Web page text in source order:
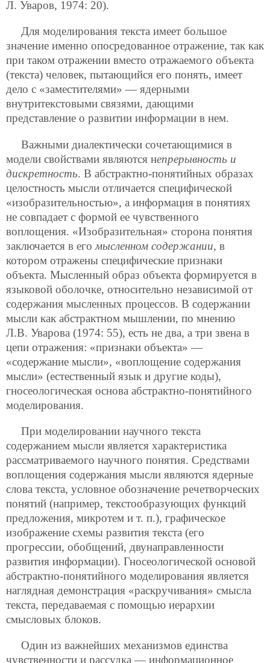
Л. Уваров, 1974: 20).
Для моделирования текста имеет большое
значение именно опосредованное отражение, так как
при таком отражении вместо отражаемого объекта
(текста) человек, пытающийся его понять, имеет
дело с «заместителями» — ядерными
внутритекстовыми связями, дающими
представление о развитии информации в нем.
Важными диалектически сочетающимися в
модели свойствами являются непрерывность и
дискретность. В абстрактно-понятийных образах
целостность мысли отличается специфической
«изобразительностью», а информация в понятиях
не совпадает с формой ее чувственного
воплощения. «Изобразительная» сторона понятия
заключается в егомысленном содержании, в
котором отражены специфические признаки
объекта. Мысленный образ объекта формируется в
языковой оболочке, относительно независимой от
содержания мысленных процессов. В содержании
мысли как абстрактном мышлении, по мнению
Л.В. Уварова (1974: 55), есть не два, а три звена в
цепи отражения: «признаки объекта» —
«содержание мысли», «воплощение содержания
мысли» (естественный язык и другие коды),
гносеологическая основа абстрактно-понятийного
моделирования.
При моделировании научного текста
содержанием мысли является характеристика
рассматриваемого научного понятия. Средствами
воплощения содержания мысли являются ядерные
слова текста, условное обозначение речетворческих
понятий (например, текстообразующих функций
предложения, микротем и т. п.), графическое
изображение схемы развития текста (его
прогрессии, обобщений, двунаправленности
развития информации). Гносеологической основой
абстрактно-понятийного моделирования является
наглядная демонстрация «раскручивания» смысла
текста, передаваемая с помощью иерархии
смысловых блоков.
Один из важнейших механизмов единства
чувственности и рассудка — информационное